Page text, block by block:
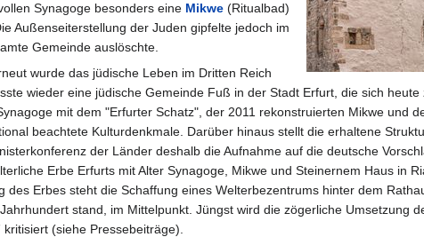
Synagoge besonders eine Mikwe (Ritualbad)
Außenseiterstellung der Juden gipfelte jedoch im
Gemeinde auslöschte.
wurde das jüdische Leben im Dritten Reich
wieder eine jüdische Gemeinde Fuß in der Stadt Erfurt, die sich
mit dem "Erfurter Schatz", der 2011 rekonstruierten Mikwe und
beachtete Kulturdenkmale. Darüber hinaus stellt die erhaltene
der Länder deshalb die Aufnahme auf die deutsche
Erbe Erfurts mit Alter Synagoge, Mikwe und Steinernem Haus in
Erbes steht die Schaffung eines Welterbezentrums hinter dem
stand, im Mittelpunkt. Jüngst wird die zögerliche Umsetzung
(siehe Pressebeiträge).